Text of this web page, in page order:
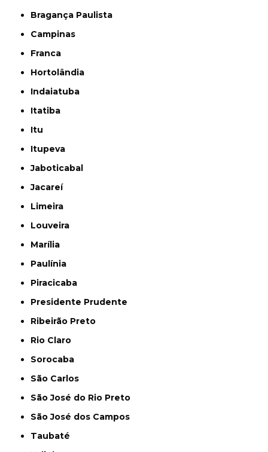
Bragança Paulista
Campinas
Franca
Hortolândia
Indaiatuba
Itatiba
Itu
Itupeva
Jaboticabal
Jacareí
Limeira
Louveira
Marília
Paulínia
Piracicaba
Presidente Prudente
Ribeirão Preto
Rio Claro
Sorocaba
São Carlos
São José do Rio Preto
São José dos Campos
Taubaté